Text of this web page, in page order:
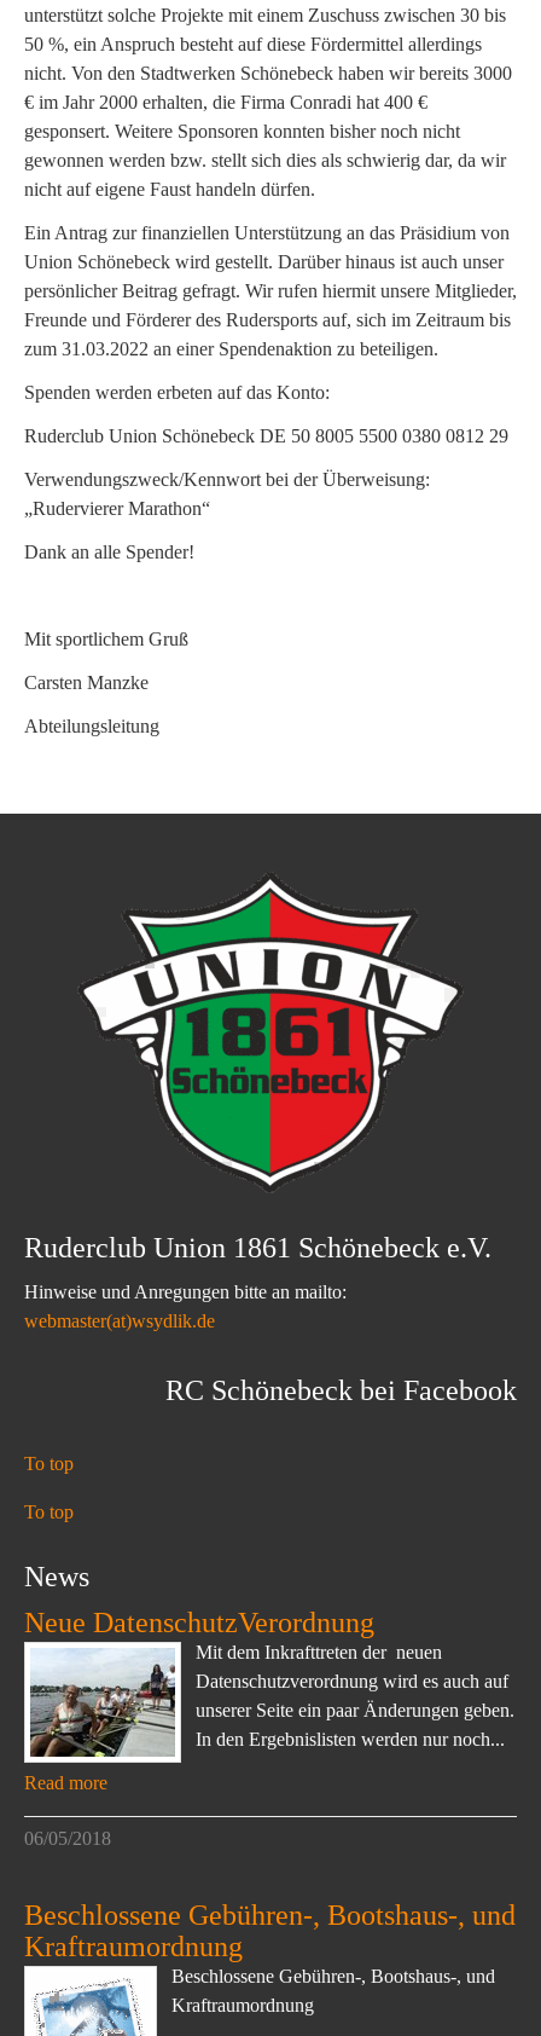
unterstützt solche Projekte mit einem Zuschuss zwischen 30 bis
50 %, ein Anspruch besteht auf diese Fördermittel allerdings
nicht. Von den Stadtwerken Schönebeck haben wir bereits 3000
€ im Jahr 2000 erhalten, die Firma Conradi hat 400 €
gesponsert. Weitere Sponsoren konnten bisher noch nicht
gewonnen werden bzw. stellt sich dies als schwierig dar, da wir
nicht auf eigene Faust handeln dürfen.
Ein Antrag zur finanziellen Unterstützung an das Präsidium von
Union Schönebeck wird gestellt. Darüber hinaus ist auch unser
persönlicher Beitrag gefragt. Wir rufen hiermit unsere Mitglieder,
Freunde und Förderer des Rudersports auf, sich im Zeitraum bis
zum 31.03.2022 an einer Spendenaktion zu beteiligen.
Spenden werden erbeten auf das Konto:
Ruderclub Union Schönebeck DE 50 8005 5500 0380 0812 29
Verwendungszweck/Kennwort bei der Überweisung:
„Rudervierer Marathon“
Dank an alle Spender!
Mit sportlichem Gruß
Carsten Manzke
Abteilungsleitung
Ruderclub Union 1861 Schönebeck e.V.
Hinweise und Anregungen bitte an mailto:
webmaster(at)wsydlik.de
RC Schönebeck bei Facebook
To top
To top
News
Neue DatenschutzVerordnung
Mit dem Inkrafttreten der neuen
Datenschutzverordnung wird es auch auf
unserer Seite ein paar Änderungen geben.
In den Ergebnislisten werden nur noch...
Read more
06/05/2018
Beschlossene Gebühren-, Bootshaus-, und
Kraftraumordnung
Beschlossene Gebühren-, Bootshaus-, und
Kraftraumordnung